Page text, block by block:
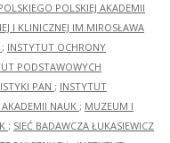
POLSKIEJ AKADEMII
I KLINICZNEJ IM.MIROSŁAWA
; INSTYTUT OCHRONY
PODSTAWOWYCH
PAN ; INSTYTUT
AKADEMII NAUK ; MUZEUM I
; SIEĆ BADAWCZA ŁUKASIEWICZ